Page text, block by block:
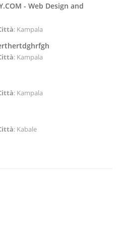
- Web Design and
: Kampala
: Kampala
: Kampala
: Kabale